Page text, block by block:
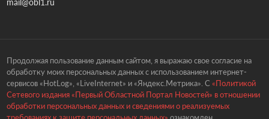
Продолжая пользование данным сайтом, я выражаю свое согласие на
обработку моих персональных данных с использованием интернет-
сервисов «HotLog», «LiveInternet» и «Яндекс.Метрика». С «Политикой
Сетевого издания «Первый Областной Портал Новостей» в отношении
обработки персональных данных и сведениями о реализуемых
требованиях к защите персональных данных» ознакомлен.